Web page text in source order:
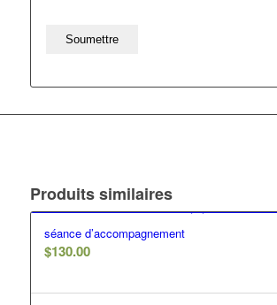
Produits similaires
séance d’accompagnement
$130.00